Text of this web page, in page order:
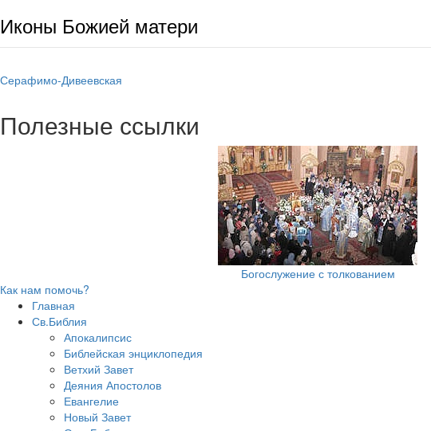
Иконы Божией матери
Серафимо-Дивеевская
Полезные ссылки
Богослужение с толкованием
Как нам помочь?
Главная
Св.Библия
Апокалипсис
Библейская энциклопедия
Ветхий Завет
Деяния Апостолов
Евангелие
Новый Завет